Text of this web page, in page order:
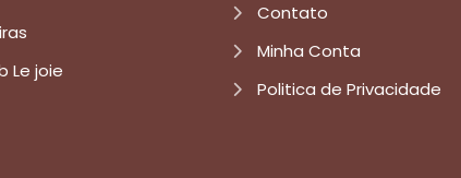
Le joie
Contato
Minha Conta
Politica de Privacidade